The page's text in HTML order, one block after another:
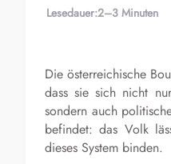
Lesedauer:2–3 Minuten
Die österreichische
dass sie sich nicht
sondern auch
befindet: das Volk
dieses System binden.